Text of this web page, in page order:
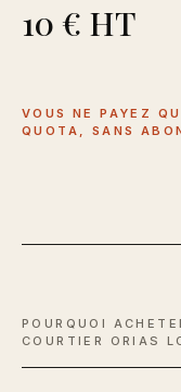
10 € HT
VOUS NE PAYEZ
QUOTA, SANS
POURQUOI
COURTIER ORIAS